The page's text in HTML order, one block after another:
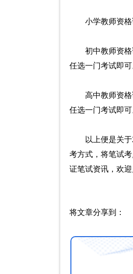
小学教师资
初中教师资
任选一门考试即可
高中教师资
任选一门考试即可
以上便是关
考方式，将笔试
证笔试资讯，欢
将文章分享到：